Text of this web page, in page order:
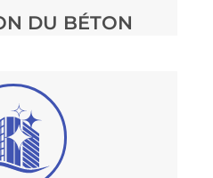
DU BÉTON